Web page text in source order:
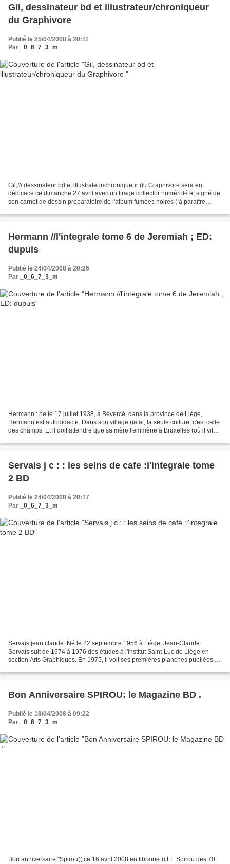
Gil, dessinateur bd et illustrateur/chroniqueur
du Graphivore
Publié le 25/04/2008 à 20:11
Par
_0_6_7_3_m
Gil,/// dessinateur bd et illustrateur/chroniqueur du Graphivore sera en
dédicace ce dimanche 27 avril avec un tirage collector numéroté et signé de
son carnet de dessin préparatoire de l'album fumées noires ( à paraître
Hermann //l'integrale tome 6 de Jeremiah ; ED:
dupuis
Publié le 24/04/2008 à 20:26
Par
_0_6_7_3_m
Hermann : ne le 17 juillet 1938, à Bévercé, dans la province de Liège,
Hermann est autodidacte. Dans son village natal, la seule culture, c'est celle
des champs. Et il doit attendre que sa mère l'emmène à Bruxelles (où il vit
Servais j c : : les seins de cafe :l'integrale tome
2 BD
Publié le 24/04/2008 à 20:17
Par
_0_6_7_3_m
Servais jean claude :Né le 22 septembre 1956 à Liège, Jean-Claude
Servais suit de 1974 à 1976 des études à l'Institut Saint-Luc de Liège en
section Arts Graphiques. En 1975, il voit ses premières planches publiées,
Bon Anniversaire SPIROU: le Magazine BD .
Publié le 18/04/2008 à 09:22
Par
_0_6_7_3_m
Bon anniversaire ''Spirou(( ce 16 avril 2008 en librairie )) LE Spirou des 70